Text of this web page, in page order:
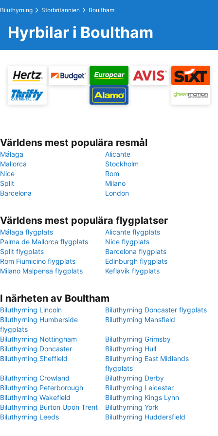
Biluthyrning Storbritannien Boultham
Hyrbilar i Boultham
Världens mest populära resmål
Málaga
Alicante
Mallorca
Stockholm
Nice
Rom
Split
Milano
Barcelona
London
Världens mest populära flygplatser
Málaga flygplats
Alicante flygplats
Palma de Mallorca flygplats
Nice flygplats
Split flygplats
Barcelona flygplats
Rom Fiumicino flygplats
Edinburgh flygplats
Milano Malpensa flygplats
Keflavík flygplats
I närheten av Boultham
Biluthyrning Lincoln
Biluthyrning Doncaster flygplats
Biluthyrning Humberside
flygplats
Biluthyrning Mansfield
Biluthyrning Nottingham
Biluthyrning Grimsby
Biluthyrning Doncaster
Biluthyrning Hull
Biluthyrning Sheffield
Biluthyrning East Midlands
flygplats
Biluthyrning Crowland
Biluthyrning Derby
Biluthyrning Peterborough
Biluthyrning Leicester
Biluthyrning Wakefield
Biluthyrning Kings Lynn
Biluthyrning Burton Upon Trent
Biluthyrning York
Biluthyrning Leeds
Biluthyrning Huddersfield